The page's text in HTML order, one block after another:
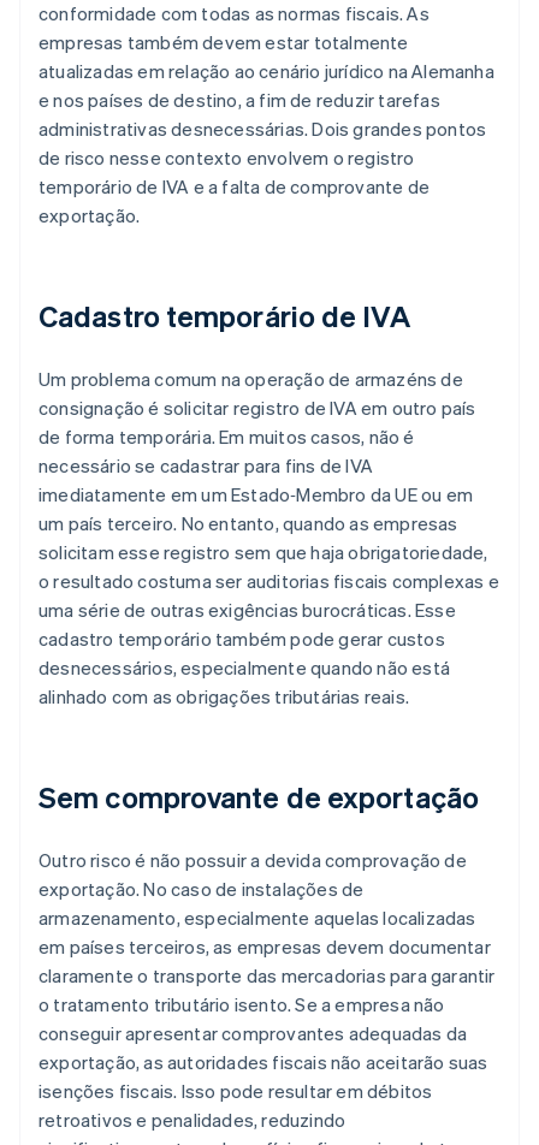
conformidade com todas as normas fiscais. As
empresas também devem estar totalmente
atualizadas em relação ao cenário jurídico na Alemanha
e nos países de destino, a fim de reduzir tarefas
administrativas desnecessárias. Dois grandes pontos
de risco nesse contexto envolvem o registro
temporário de IVA e a falta de comprovante de
exportação.
Cadastro temporário de IVA
Um problema comum na operação de armazéns de
consignação é solicitar registro de IVA em outro país
de forma temporária. Em muitos casos, não é
necessário se cadastrar para fins de IVA
imediatamente em um Estado‑Membro da UE ou em
um país terceiro. No entanto, quando as empresas
solicitam esse registro sem que haja obrigatoriedade,
o resultado costuma ser auditorias fiscais complexas e
uma série de outras exigências burocráticas. Esse
cadastro temporário também pode gerar custos
desnecessários, especialmente quando não está
alinhado com as obrigações tributárias reais.
Sem comprovante de exportação
Outro risco é não possuir a devida comprovação de
exportação. No caso de instalações de
armazenamento, especialmente aquelas localizadas
em países terceiros, as empresas devem documentar
claramente o transporte das mercadorias para garantir
o tratamento tributário isento. Se a empresa não
conseguir apresentar comprovantes adequadas da
exportação, as autoridades fiscais não aceitarão suas
isenções fiscais. Isso pode resultar em débitos
retroativos e penalidades, reduzindo